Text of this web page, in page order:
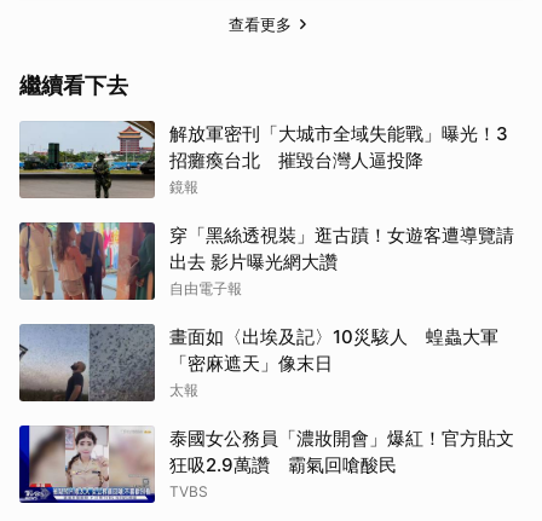
查看更多
繼續看下去
解放軍密刊「大城市全域失能戰」曝光！3
招癱瘓台北 摧毀台灣人逼投降
鏡報
穿「黑絲透視裝」逛古蹟！女遊客遭導覽請
出去 影片曝光網大讚
自由電子報
畫面如〈出埃及記〉10災駭人 蝗蟲大軍
「密麻遮天」像末日
太報
泰國女公務員「濃妝開會」爆紅！官方貼文
狂吸2.9萬讚 霸氣回嗆酸民
TVBS